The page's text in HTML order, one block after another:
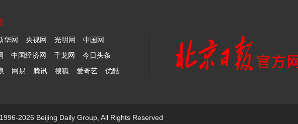
华网 央视网 光明网
中国网
中国经济网 千龙网
今日头条
网易 腾讯 搜狐 爱奇艺 优酷
2026 Beijing Daily Group, All Rights Reserved